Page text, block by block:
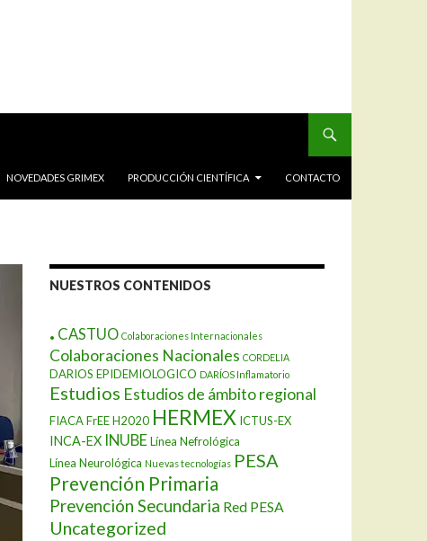
NOVEDADES GRIMEX PRODUCCIÓN CIENTÍFICA CONTACTO
NUESTROS CONTENIDOS
. CASTUO Colaboraciones Internacionales
Colaboraciones Nacionales CORDELIA
DARIOS EPIDEMIOLOGICO DARÍOS Inflamatorio
Estudios Estudios de ámbito regional
FIACAFrEEH2020 HERMEX ICTUS-EX
INCA-EX INUBELínea Nefrológica
Línea Neurológica Nuevas tecnologías PESA
Prevención Primaria
Prevención Secundaria Red PESA
Uncategorized